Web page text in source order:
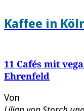
Kaffee in
11 Cafés mit
Ehrenfeld
Von